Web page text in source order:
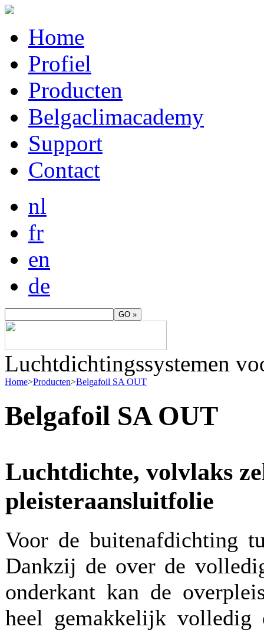
Home
Profiel
Producten
Belgaclimacademy
Support
Contact
nl
fr
en
de
Luchtdichtingssystemen
Home>Producten>Belgafoil SA OUT
Belgafoil SA OUT
Luchtdichte, volvlaks
pleisteraansluitfolie
Voor de buitenafdichting
Dankzij de over de
onderkant kan de
heel gemakkelijk volledig